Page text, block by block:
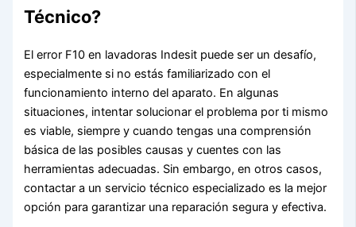
Técnico?
El error F10 en lavadoras Indesit puede ser un desafío,
especialmente si no estás familiarizado con el
funcionamiento interno del aparato. En algunas
situaciones, intentar solucionar el problema por ti mismo
es viable, siempre y cuando tengas una comprensión
básica de las posibles causas y cuentes con las
herramientas adecuadas. Sin embargo, en otros casos,
contactar a un servicio técnico especializado es la mejor
opción para garantizar una reparación segura y efectiva.